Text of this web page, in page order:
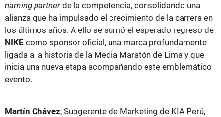
naming partner de la competencia, consolidando una
alianza que ha impulsado el crecimiento de la carrera en
los últimos años. A ello se sumó el esperado regreso de
NIKE como sponsor oficial, una marca profundamente
ligada a la historia de la Media Maratón de Lima y que
inicia una nueva etapa acompañando este emblemático
evento.
Martín Chávez, Subgerente de Marketing de KIA Perú,